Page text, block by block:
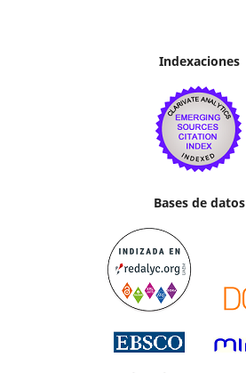
Indexaciones
Bases de datos